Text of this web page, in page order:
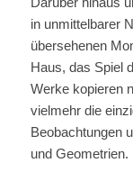
in unmittelbarer
übersehenen
Haus, das Spiel
Werke kopieren
vielmehr die
Beobachtungen
und Geometrien.